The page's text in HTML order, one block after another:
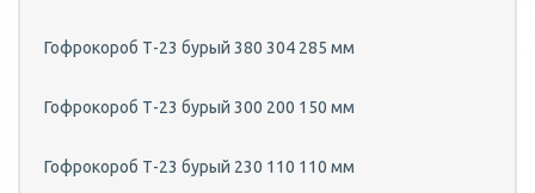
Гофрокороб Т-23 бурый 380 304 285 мм
Гофрокороб Т-23 бурый 300 200 150 мм
Гофрокороб Т-23 бурый 230 110 110 мм